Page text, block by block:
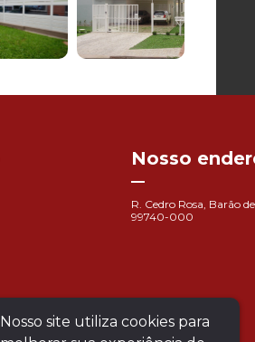
Nosso
R. Cedro Rosa, Barão
99740-000
Nosso site utiliza cookies para